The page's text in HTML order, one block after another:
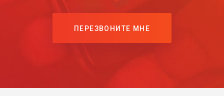
ПЕРЕЗВОНИТЕ МНЕ